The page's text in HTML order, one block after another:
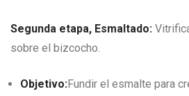
Segunda etapa, Esmaltado:
sobre el bizcocho.
Objetivo:Fundir el esmalte para